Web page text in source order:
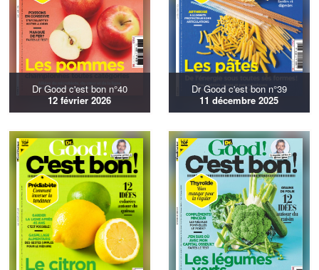
Dr Good c'est bon n°40
12 février 2026
Dr Good c'est bon n°39
11 décembre 2025